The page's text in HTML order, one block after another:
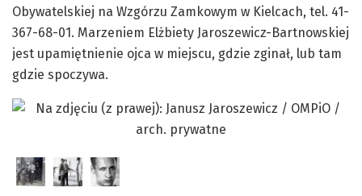
Obywatelskiej na Wzgórzu Zamkowym w Kielcach, tel. 41-
367-68-01. Marzeniem Elżbiety Jaroszewicz-Bartnowskiej
jest upamiętnienie ojca w miejscu, gdzie zginał, lub tam
gdzie spoczywa.